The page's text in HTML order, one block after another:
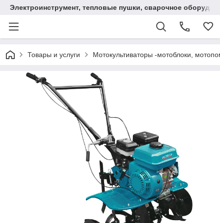
Электроинструмент, тепловые пушки, сварочное
Товары и услуги Мотокультиваторы -мотоблоки,